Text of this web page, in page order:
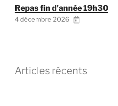
Repas fin d'année 19h30
4 décembre 2026
Articles récents